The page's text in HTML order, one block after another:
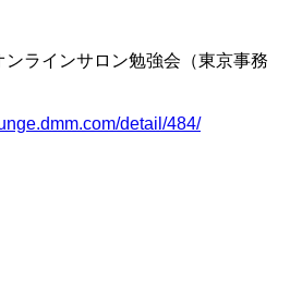
ラインサロン勉強会（東京事務
detail/484/